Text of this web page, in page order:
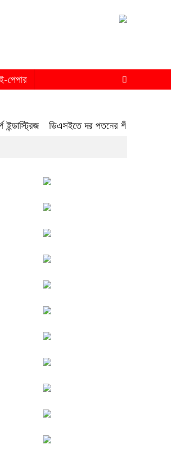
পেপার
ডিএসইতে দর পতনের শীর্ষে সেনা ইন্স্যুরেন্স